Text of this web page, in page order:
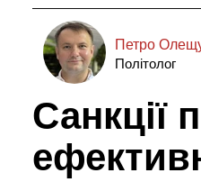
Петро
Політолог
Санкції